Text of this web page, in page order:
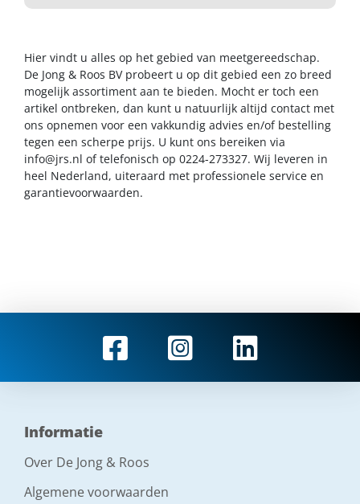
Hier vindt u alles op het gebied van meetgereedschap.
De Jong & Roos BV probeert u op dit gebied een zo breed
mogelijk assortiment aan te bieden. Mocht er toch een
artikel ontbreken, dan kunt u natuurlijk altijd contact met
ons opnemen voor een vakkundig advies en/of bestelling
tegen een scherpe prijs. U kunt ons bereiken via
info@jrs.nl of telefonisch op 0224-273327. Wij leveren in
heel Nederland, uiteraard met professionele service en
garantievoorwaarden.
Informatie
Over De Jong & Roos
Algemene voorwaarden